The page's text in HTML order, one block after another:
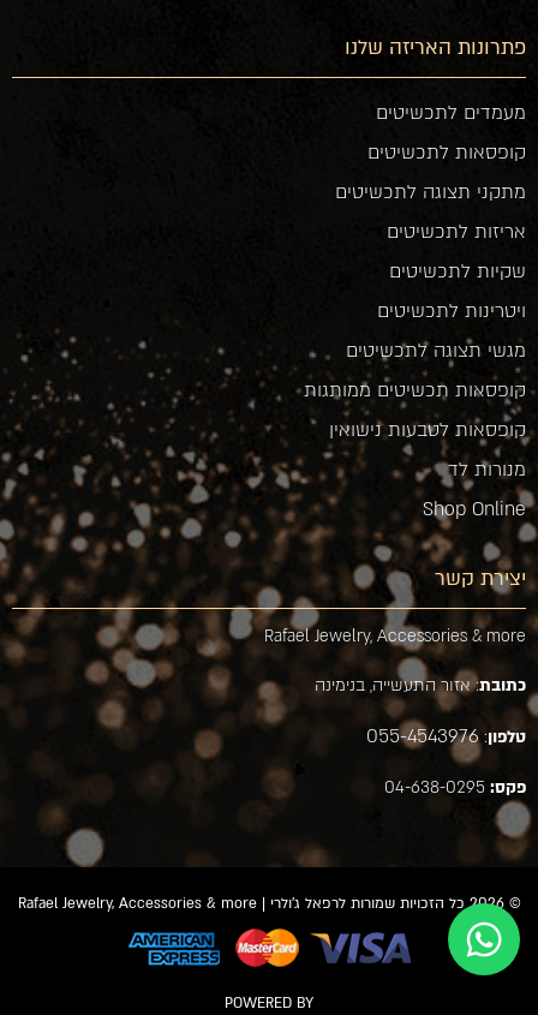
פתרונות האריזה שלנו
מעמדים לתכשיטים
קופסאות לתכשיטים
מתקני תצוגה לתכשיטים
אריזות לתכשיטים
שקיות לתכשיטים
ויטרינות לתכשיטים
מגשי תצוגה לתכשיטים
קופסאות תכשיטים ממותגות
קופסאות לטבעות נישואין
מנורות לד
Shop Online
יצירת קשר
Rafael Jewelry, Accessories & more
כתובת: אזור התעשייה, בנימינה
טלפון:
055-4543976
פקס: 04-638-0295
© 2026 כל הזכויות שמורות לרפאל ג'ולרי | Rafael Jewelry, Accessories & more
POWERED BY